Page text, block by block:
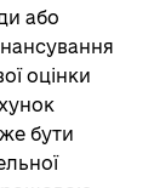
або
оцінки
бути